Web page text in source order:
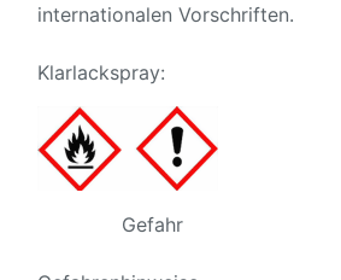
internationalen Vorschriften.
Klarlackspray:
Gefahr